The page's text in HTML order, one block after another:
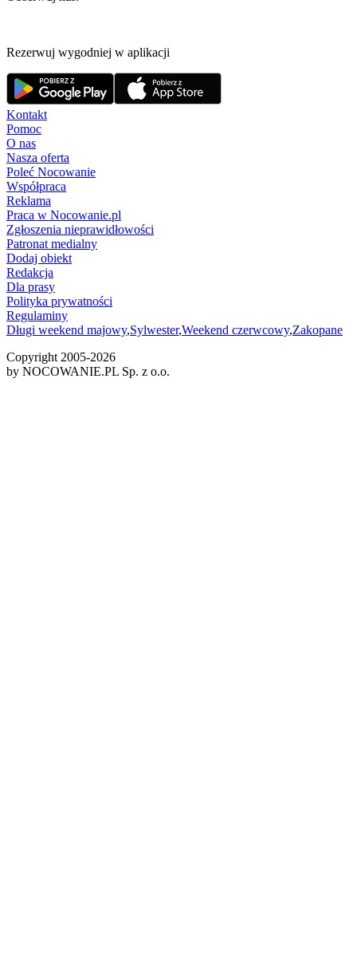
Rezerwuj wygodniej w aplikacji
Kontakt
Pomoc
O nas
Nasza oferta
Poleć Nocowanie
Współpraca
Reklama
Praca w Nocowanie.pl
Zgłoszenia nieprawidłowości
Patronat medialny
Dodaj obiekt
Redakcja
Dla prasy
Polityka prywatności
Regulaminy
Długi weekend majowy,Sylwester,Weekend czerwcowy,Zakopane
Copyright 2005-2026
by NOCOWANIE.PL Sp. z o.o.